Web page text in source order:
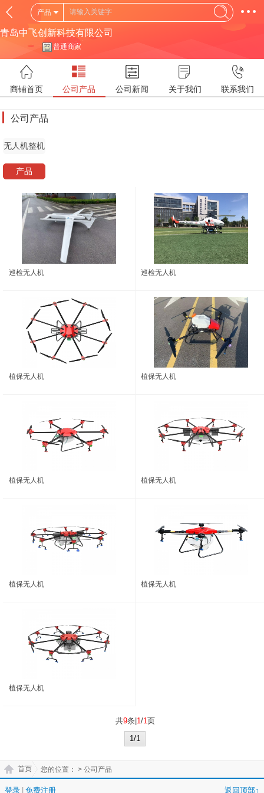
产品
青岛中飞创新科技有限公司
普通商家
商铺首页 公司产品 公司新闻 关于我们 联系我们
公司产品
无人机整机
产品
巡检无人机 巡检无人机
植保无人机 植保无人机
植保无人机 植保无人机
植保无人机 植保无人机
植保无人机
共9条| 1/1页
1/1
您的位置：
首页 > 公司产品
登录 免费注册 返回顶部↑